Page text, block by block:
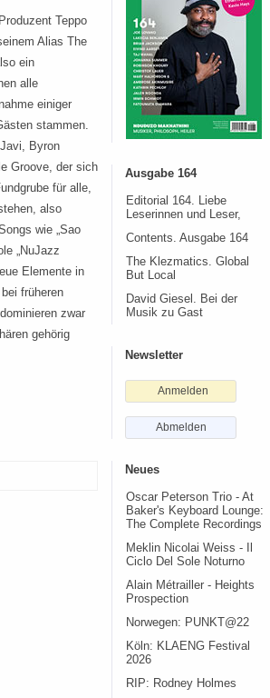
Teppo
Alias The
ein
alle
einiger
stammen.
Byron
Groove, der sich
für alle,
also
wie „Sao
„NuJazz
Elemente in
früheren
zwar
gehörig
Ausgabe 164
Editorial 164. Liebe
Leserinnen und Leser,
Contents. Ausgabe 164
The Klezmatics. Global
But Local
David Giesel. Bei der
Musik zu Gast
Newsletter
Anmelden
Abmelden
Neues
Oscar Peterson Trio - At
Baker's Keyboard Lounge:
The Complete Recordings
Meklin Nicolai Weiss - Il
Ciclo Del Sole Noturno
Alain Métrailler - Heights
Prospection
Norwegen: PUNKT@22
Köln: KLAENG Festival
2026
RIP: Rodney Holmes